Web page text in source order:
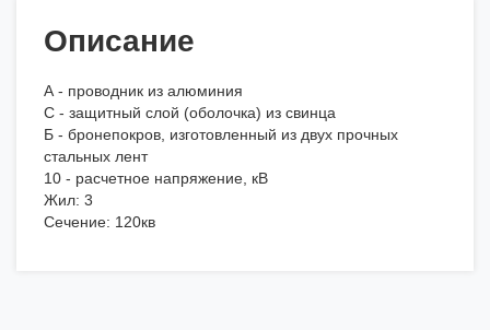
Описание
А - проводник из алюминия
С - защитный слой (оболочка) из свинца
Б - бронепокров, изготовленный из двух прочных
стальных лент
10 - расчетное напряжение, кВ
Жил: 3
Сечение: 120кв